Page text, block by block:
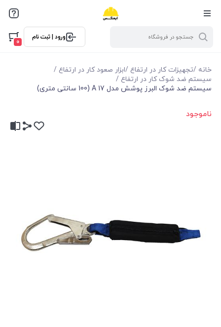
ورود | ثبت نام
0
خانه /تجهیزات کار در ارتفاع /ابزار صعود کار در ارتفاع /
سیستم ضد شوک کار در ارتفاع /
سیستم ضد شوک البرز پوشش مدل A 17 (100 سانتی متری)
ناموجود